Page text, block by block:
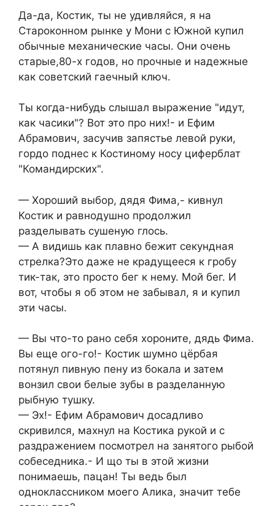
Да-да, Костик, ты не удивляйся, я на
Староконном рынке у Мони с Южной купил
обычные механические часы. Они очень
старые,80-х годов, но прочные и надежные
как советский гаечный ключ.
Ты когда-нибудь слышал выражение "идут,
как часики"? Вот это про них!- и Ефим
Абрамович, засучив запястье левой руки,
гордо поднес к Костиному носу циферблат
"Командирских".
— Хороший выбор, дядя Фима,- кивнул
Костик и равнодушно продолжил
разделывать сушеную глось.
— А видишь как плавно бежит секундная
стрелка?Это даже не крадущееся к гробу
тик-так, это просто бег к нему. Мой бег. И
вот, чтобы я об этом не забывал, я и купил
эти часы.
— Вы что-то рано себя хороните, дядь Фима.
Вы еще ого-го!- Костик шумно цёрбая
потянул пивную пену из бокала и затем
вонзил свои белые зубы в разделанную
рыбную тушку.
— Эх!- Ефим Абрамович досадливо
скривился, махнул на Костика рукой и с
раздражением посмотрел на занятого рыбой
собеседника.- И що ты в этой жизни
понимаешь, пацан! Ты ведь был
одноклассником моего Алика, значит тебе